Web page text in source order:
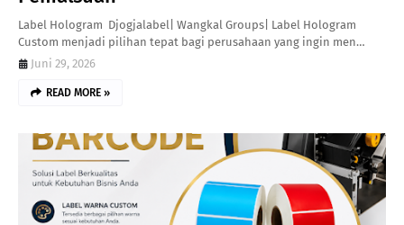
Label Hologram Djogjalabel| Wangkal Groups| Label Hologram
Custom menjadi pilihan tepat bagi perusahaan yang ingin men…
Juni 29, 2026
READ MORE »